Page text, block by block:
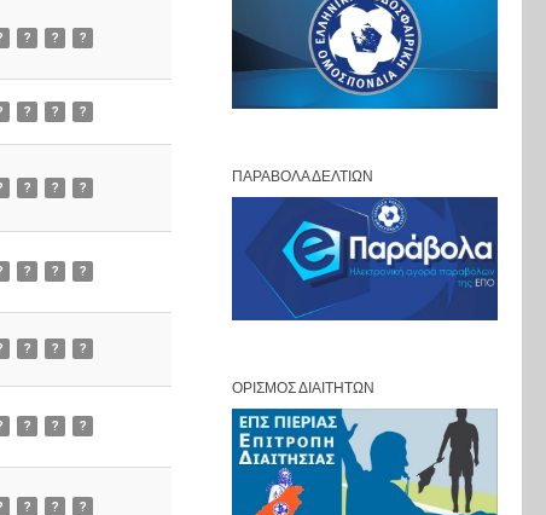
? ? ?
? ? ?
? ? ?
? ? ?
? ? ?
? ? ?
? ? ?
ΠΑΡΆΒΟΛΑ ΔΕΛΤΊΩΝ
ΟΡΙΣΜΌΣ ΔΙΑΙΤΗΤΏΝ